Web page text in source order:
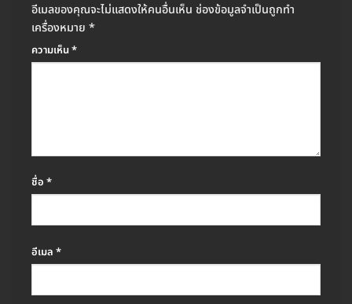
อีเมลของคุณจะไม่แสดงให้คนอื่นเห็น ช่องข้อมูลจำเป็นถูกทำ
เครื่องหมาย *
ความเห็น*
ชื่อ *
อีเมล *